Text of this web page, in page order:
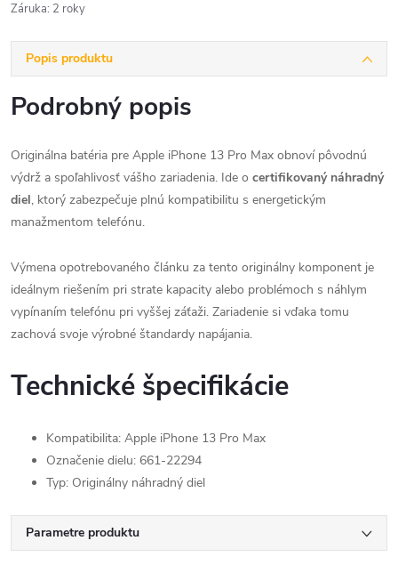
Záruka: 2 roky
Popis produktu
Podrobný popis
Originálna batéria pre Apple iPhone 13 Pro Max obnoví pôvodnú
výdrž a spoľahlivosť vášho zariadenia. Ide o certifikovaný náhradný
diel, ktorý zabezpečuje plnú kompatibilitu s energetickým
manažmentom telefónu.
Výmena opotrebovaného článku za tento originálny komponent je
ideálnym riešením pri strate kapacity alebo problémoch s náhlym
vypínaním telefónu pri vyššej záťaži. Zariadenie si vďaka tomu
zachová svoje výrobné štandardy napájania.
Technické špecifikácie
Kompatibilita: Apple iPhone 13 Pro Max
Označenie dielu: 661-22294
Typ: Originálny náhradný diel
Parametre produktu